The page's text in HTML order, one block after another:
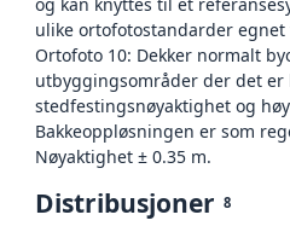
ulike ortofotostandarder
Ortofoto 10: Dekker normalt
utbyggingsområder der det er
stedfestingsnøyaktighet og
Bakkeoppløsningen er som
Nøyaktighet ± 0.35 m.
Distribusjoner 8